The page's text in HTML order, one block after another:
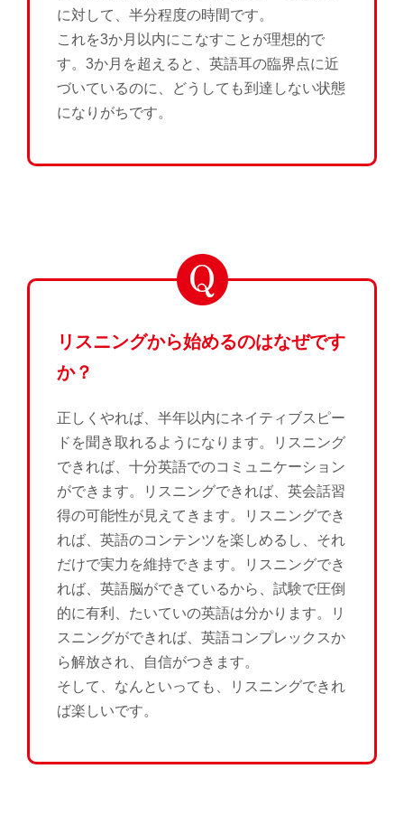
に対して、半分程度の時間です。
これを3か月以内にこなすことが理想的で
す。3か月を超えると、英語耳の臨界点に近
づいているのに、どうしても到達しない状態
になりがちです。
リスニングから始めるのはなぜです
か？
正しくやれば、半年以内にネイティブスピー
ドを聞き取れるようになります。リスニング
できれば、十分英語でのコミュニケーション
ができます。リスニングできれば、英会話習
得の可能性が見えてきます。リスニングでき
れば、英語のコンテンツを楽しめるし、それ
だけで実力を維持できます。リスニングでき
れば、英語脳ができているから、試験で圧倒
的に有利、たいていの英語は分かります。リ
スニングができれば、英語コンプレックスか
ら解放され、自信がつきます。
そして、なんといっても、リスニングできれ
ば楽しいです。